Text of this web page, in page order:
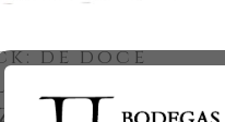
de doce
SOMANILLA
(16 meses de